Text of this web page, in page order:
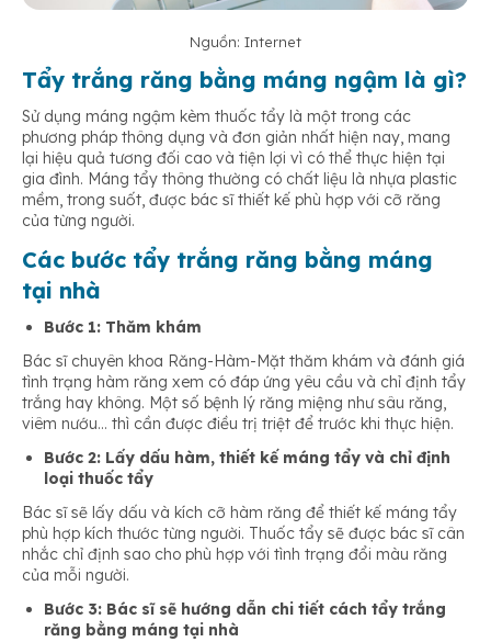
Nguồn: Internet
Tẩy trắng răng bằng máng ngậm là gì?
Sử dụng máng ngậm kèm thuốc tẩy là một trong các
phương pháp thông dụng và đơn giản nhất hiện nay, mang
lại hiệu quả tương đối cao và tiện lợi vì có thể thực hiện tại
gia đình. Máng tẩy thông thường có chất liệu là nhựa plastic
mềm, trong suốt, được bác sĩ thiết kế phù hợp với cỡ răng
của từng người.
Các bước tẩy trắng răng bằng máng
tại nhà
Bước 1: Thăm khám
Bác sĩ chuyên khoa Răng-Hàm-Mặt thăm khám và đánh giá
tình trạng hàm răng xem có đáp ứng yêu cầu và chỉ định tẩy
trắng hay không. Một số bệnh lý răng miệng như sâu răng,
viêm nướu… thì cần được điều trị triệt để trước khi thực hiện.
Bước 2: Lấy dấu hàm, thiết kế máng tẩy và chỉ định
loại thuốc tẩy
Bác sĩ sẽ lấy dấu và kích cỡ hàm răng để thiết kế máng tẩy
phù hợp kích thước từng người. Thuốc tẩy sẽ được bác sĩ cân
nhắc chỉ định sao cho phù hợp với tình trạng đổi màu răng
của mỗi người.
Bước 3: Bác sĩ sẽ hướng dẫn chi tiết cách tẩy trắng
răng bằng máng tại nhà